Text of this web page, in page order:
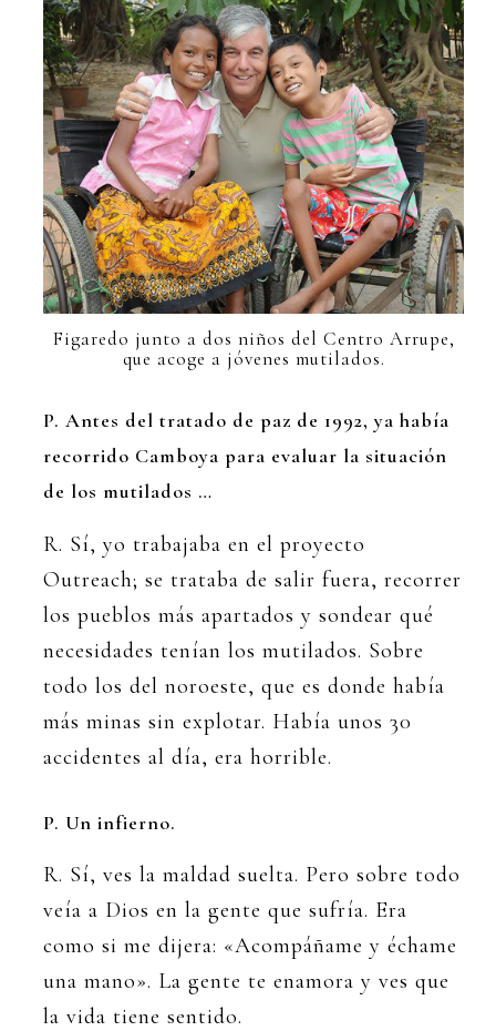
Figaredo junto a dos niños del Centro Arrupe,
que acoge a jóvenes mutilados.
P. Antes del tratado de paz de 1992, ya había
recorrido Camboya para evaluar la situación
de los mutilados …
R. Sí, yo trabajaba en el proyecto
Outreach; se trataba de salir fuera, recorrer
los pueblos más apartados y sondear qué
necesidades tenían los mutilados. Sobre
todo los del noroeste, que es donde había
más minas sin explotar. Había unos 30
accidentes al día, era horrible.
P. Un infierno.
R. Sí, ves la maldad suelta. Pero sobre todo
veía a Dios en la gente que sufría. Era
como si me dijera: «Acompáñame y échame
una mano». La gente te enamora y ves que
la vida tiene sentido.